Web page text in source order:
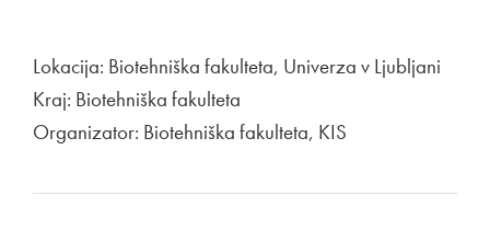
Lokacija: Biotehniška fakulteta, Univerza v Ljubljani
Kraj: Biotehniška fakulteta
Organizator: Biotehniška fakulteta, KIS